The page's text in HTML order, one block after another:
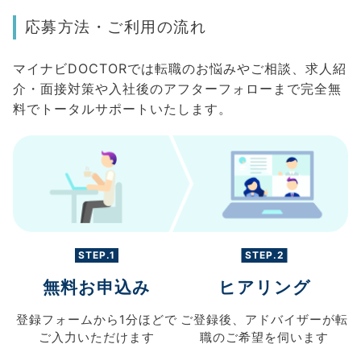
応募方法・ご利用の流れ
マイナビDOCTORでは転職のお悩みやご相談、求人紹
介・面接対策や入社後のアフターフォローまで完全無
料でトータルサポートいたします。
STEP.1
無料お申込み
登録フォームから 1分ほどで
ご入力 いただけます
STEP.2
ヒアリング
ご登録後、 アドバイザーが転
職のご希望を伺います